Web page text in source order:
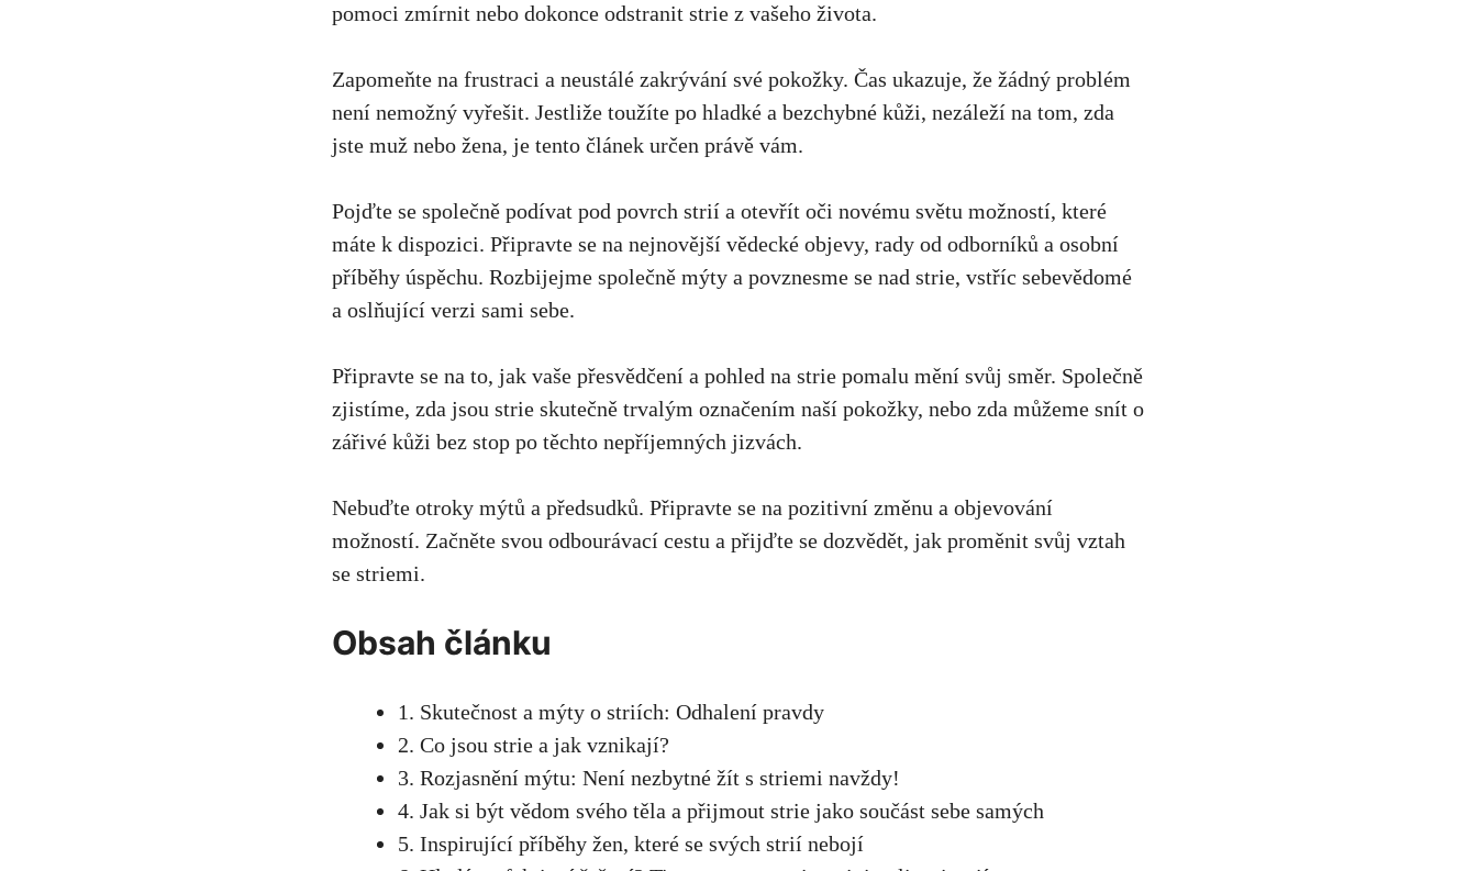
pomoci ‌zmírnit ​nebo dokonce odstranit ‍strie​ z⁣ vašeho‌ života.
Zapomeňte na frustraci a neustálé zakrývání ‍své pokožky. Čas ukazuje, ⁣že žádný​ problém
⁣není⁢ nemožný‍ vyřešit. Jestliže toužíte po hladké⁢ a bezchybné ⁤kůži, nezáleží‍ na ⁤tom, zda ​
jste muž⁤ nebo ​žena, je tento článek určen‍ právě vám.
Pojďte se společně‍ podívat‍ pod povrch strií a otevřít oči ​novému světu možností,‍ které‍
máte k dispozici. ⁤Připravte ⁤se na nejnovější vědecké objevy, rady od odborníků a osobní
příběhy ⁢úspěchu. Rozbijejme společně mýty a ​povznesme​ se nad‌ strie, vstříc sebevědomé
a oslňující verzi sami ⁤sebe.
Připravte se ⁤na⁢ to, jak vaše přesvědčení a⁢ pohled ⁢na ⁣strie pomalu mění svůj ⁤směr. Společně
⁣zjistíme, ⁤zda ⁣jsou ⁣strie skutečně trvalým označením naší pokožky, nebo zda ⁢můžeme⁣ snít o
⁣zářivé ⁤kůži bez stop po těchto nepříjemných ⁤jizvách.
Nebuďte ⁤otroky mýtů a předsudků. ​Připravte se na⁤ pozitivní⁢ změnu⁤ a objevování
⁣možností. Začněte ⁤svou odbourávací cestu a přijďte se dozvědět, jak proměnit svůj ⁢vztah
se ‍striemi.
Obsah článku
1. Skutečnost a mýty o‍ striích: Odhalení⁣ pravdy
2. Co jsou strie a jak​ vznikají?
3.‍ Rozjasnění mýtu: Není⁤ nezbytné žít s ‍striemi navždy!
4. Jak si být ‌vědom ⁣svého‌ těla ​a​ přijmout‌ strie ⁣jako součást sebe samých
5. Inspirující příběhy žen, které ⁢se svých strií nebojí